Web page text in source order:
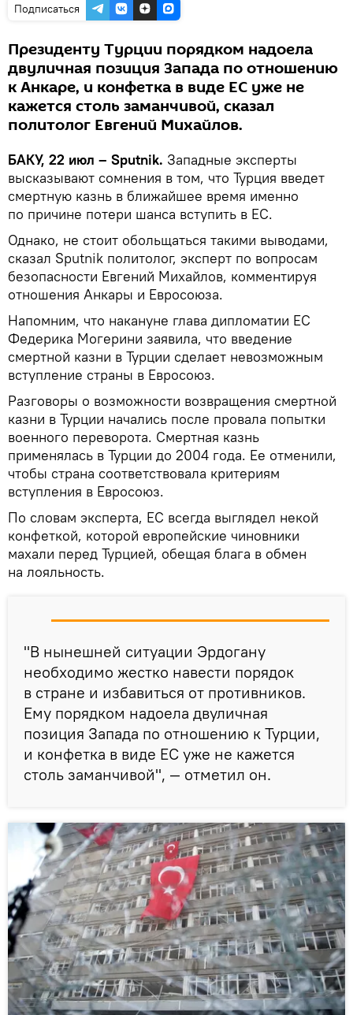
Подписаться
Президенту Турции порядком надоела
двуличная позиция Запада по отношению
к Анкаре, и конфетка в виде ЕС уже не
кажется столь заманчивой, сказал
политолог Евгений Михайлов.
БАКУ, 22 июл – Sputnik. Западные эксперты
высказывают сомнения в том, что Турция введет
смертную казнь в ближайшее время именно
по причине потери шанса вступить в ЕС.
Однако, не стоит обольщаться такими выводами,
сказал Sputnik политолог, эксперт по вопросам
безопасности Евгений Михайлов, комментируя
отношения Анкары и Евросоюза.
Напомним, что накануне глава дипломатии ЕС
Федерика Могерини заявила, что введение
смертной казни в Турции сделает невозможным
вступление страны в Евросоюз.
Разговоры о возможности возвращения смертной
казни в Турции начались после провала попытки
военного переворота. Смертная казнь
применялась в Турции до 2004 года. Ее отменили,
чтобы страна соответствовала критериям
вступления в Евросоюз.
По словам эксперта, ЕС всегда выглядел некой
конфеткой, которой европейские чиновники
махали перед Турцией, обещая блага в обмен
на лояльность.
"В нынешней ситуации Эрдогану
необходимо жестко навести порядок
в стране и избавиться от противников.
Ему порядком надоела двуличная
позиция Запада по отношению к Турции,
и конфетка в виде ЕС уже не кажется
столь заманчивой", — отметил он.